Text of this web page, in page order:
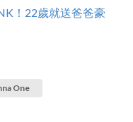
！22歲就送爸爸豪
One